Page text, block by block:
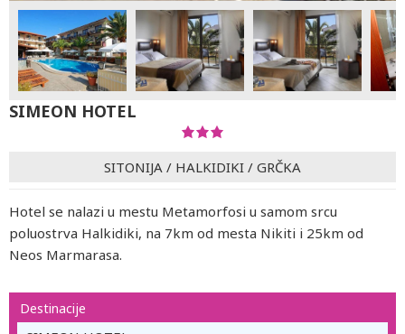
SIMEON HOTEL
SITONIJA / HALKIDIKI / GRČKA
Hotel se nalazi u mestu Metamorfosi u samom srcu
poluostrva Halkidiki, na 7km od mesta Nikiti i 25km od
Neos Marmarasa.
Destinacije